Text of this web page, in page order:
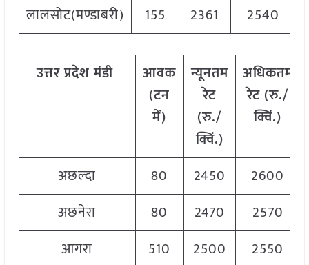
लालसोट(मण्डाबरी)
155 2361 2540
उत्तरप्रदेश मंडी
आवक
(टन
में)
न्यूनतम
रेट
(रु./
क्विं.)
अधिकतम
रेट (रु./
क्विं.)
अछल्दा 80 2450 2600
अछनेरा
80 2470 2570
आगरा
510 2500 2550